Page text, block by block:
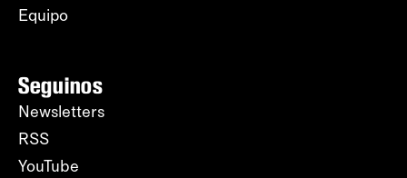
Equipo
Seguinos
Newsletters
RSS
YouTube